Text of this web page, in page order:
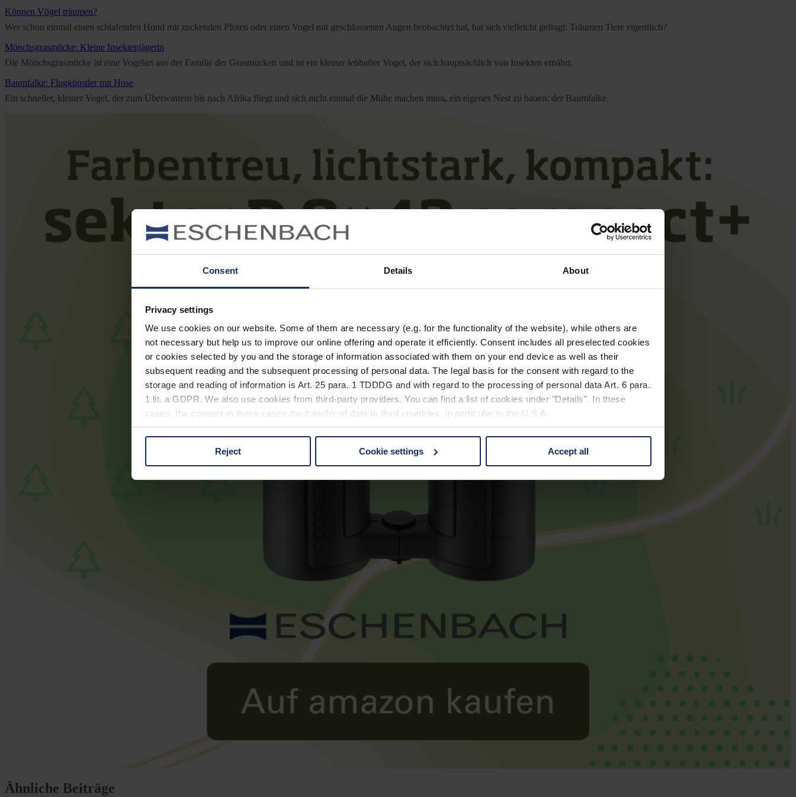
Consent Details About
Privacy settings
We use cookies on our website. Some of them are necessary (e.g. for the functionality of the website), while others are
not necessary but help us to improve our online offering and operate it efficiently. Consent includes all preselected cookies
or cookies selected by you and the storage of information associated with them on your end device as well as their
subsequent reading and the subsequent processing of personal data. The legal basis for the consent with regard to the
storage and reading of information is Art. 25 para. 1 TDDDG and with regard to the processing of personal data Art. 6 para.
1 lit. a GDPR. We also use cookies from third-party providers. You can find a list of cookies under "Details". In these
cases, the consent in these cases the transfer of data to third countries, in particular to the U.S.A.
You can consent to the use of non-essential cookies by clicking on the "Accept all" button or change your mind by clicking
Further information on the procedures used and your rights can be found in our
Reject Cookie settings Accept all
Können Vögel träumen?
Wer schon einmal einen schlafenden Hund mit zuckenden Pfoten oder einen Vogel mit geschlossenen Augen beobachtet hat, hat sich vielleicht gefragt: Träumen Tiere eigentlich?
Mönchsgrasmücke: Kleine Insektenjägerin
Die Mönchsgrasmücke ist eine Vogelart aus der Familie der Grasmücken und ist ein kleiner lebhafter Vogel, der sich hauptsächlich von Insekten ernährt.
Baumfalke: Flugkünstler mit Hose
Ein schneller, kleiner Vogel, der zum Überwintern bis nach Afrika fliegt und sich nicht einmal die Mühe machen muss, ein eigenes Nest zu bauen: der Baumfalke.
Ähnliche Beiträge